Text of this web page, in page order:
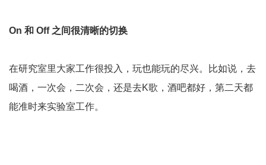
On 和 Off 之间很清晰的切换
在研究室里大家工作很投入，玩也能玩的尽兴。比如说，去
喝酒，一次会，二次会，还是去K歌，酒吧都好，第二天都
能准时来实验室工作。